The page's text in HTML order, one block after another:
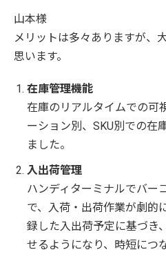
山本様
メリットは多々ありますが、
思います。
在庫管理機能
在庫のリアルタイムでの可
ーション別、SKU別での在
ました。
入出荷管理
ハンディターミナルでバー
で、入荷・出荷作業が劇的
録した入出荷予定に基づき
せるようになり、時短につ